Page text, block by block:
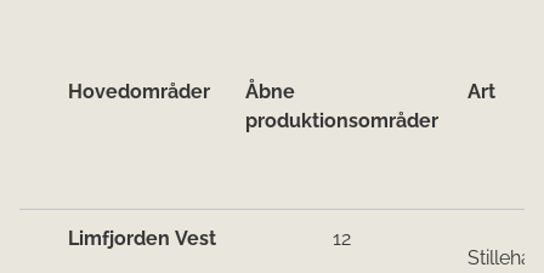
Hove​d​​områder
Åbne
produktionsområder
Art
Limfjorden Vest
12